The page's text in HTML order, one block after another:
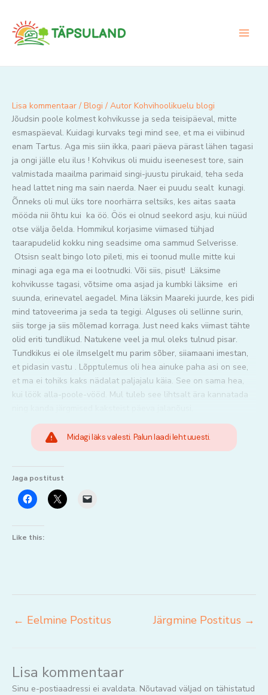
content
Lisa kommentaar / Blogi / Autor Kohvihoolikuelu blogi
Jõudsin poole kolmest kohvikusse ja seda teisipäeval, mitte
esmaspäeval. Kuidagi kurvaks tegi mind see, et ma ei viibinud
enam Tartus. Aga mis siin ikka, paari päeva pärast lähen tagasi
ja ongi jälle elu ilus ! Kohvikus oli muidu iseenesest tore, sain
valmistada maailma parimaid singi-juustu pirukaid, teha seda
head lattet ning ma sain naerda. Naer ei puudu sealt kunagi.
Õnneks oli mul üks tore noorhärra seltsiks, kes aitas saata
mööda nii õhtu kui ka öö. Öös ei olnud seekord asju, kui nüüd
otse välja õelda. Hommikul korjasime viimased tühjad
taarapudelid kokku ning seadsime oma sammud Selverisse.
Otsisn sealt bingo loto pileti, mis ei toonud mulle mitte kui
minagi aga ega ma ei lootnudki. Või siis, pisut! Läksime
kohvikusse tagasi, võtsime oma asjad ja kumbki läksime eri
suunda, erinevatel aegadel. Mina läksin Maareki juurde, kes pidi
mind tatoveerima ja seda ta tegigi. Alguses oli sellinne surin,
siis torge ja siis mõlemad korraga. Just need kaks viimast tähte
olid eriti tundlikud. Natukene veel ja mul oleks tulnud pisar.
Tundkikus ei ole ilmselgelt mu parim sõber, siiamaani imestan,
et pidasin vastu . Lõpptulemus oli hea ainuke paha asi on see,
et ma ei tohiks kaks nädalat paljajalu käia. See on sama hea,
kui löök alla-poole-vööd. Mul tuleb see lihtsalt ära kannatada
Midagi läks valesti. Palun laadi leht uuesti.
Jaga postitust
Like this:
← Eelmine Postitus Järgmine Postitus →
Lisa kommentaar
Sinu e-postiaadressi ei avaldata. Nõutavad väljad on tähistatud